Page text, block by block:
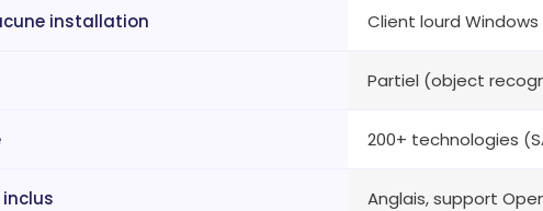
installation Client lourd
Partiel (object
200+ technologies
inclus Anglais, support